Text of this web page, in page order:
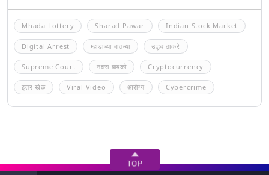
Mhada Lottery Sharad Pawar Indian Stock Market
Digital Arrest म्हाडाच्या बातम्या उद्धव ठाकरे
Supreme Court नवरा बायको Cryptocurrency
इतर खेळ Viral Video आरोग्य Cybercrime